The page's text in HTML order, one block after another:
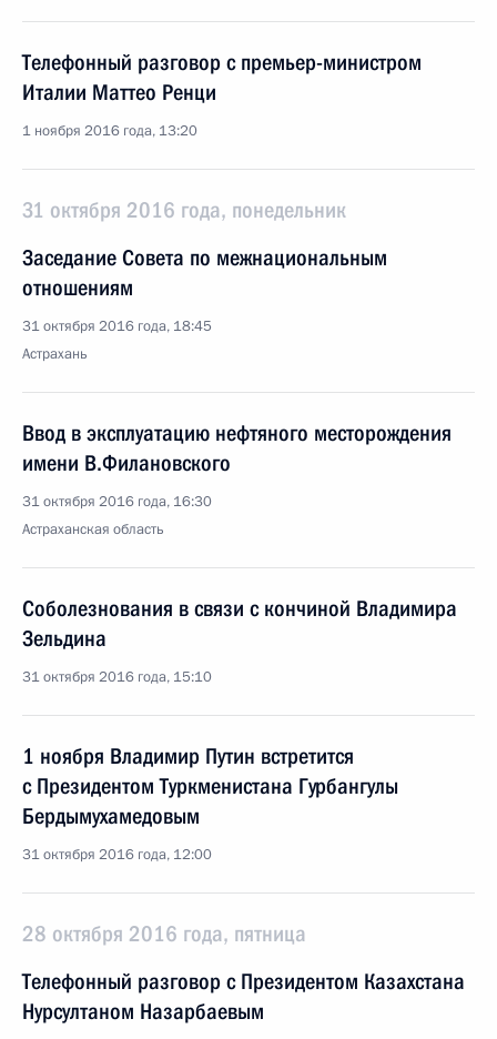
Телефонный разговор с премьер-министром
Италии Маттео Ренци
1 ноября 2016 года, 13:20
31 октября 2016 года, понедельник
Заседание Совета по межнациональным
отношениям
31 октября 2016 года, 18:45
Астрахань
Ввод в эксплуатацию нефтяного месторождения
имени В.Филановского
31 октября 2016 года, 16:30
Астраханская область
Соболезнования в связи с кончиной Владимира
Зельдина
31 октября 2016 года, 15:10
1 ноября Владимир Путин встретится
с Президентом Туркменистана Гурбангулы
Бердымухамедовым
31 октября 2016 года, 12:00
28 октября 2016 года, пятница
Телефонный разговор с Президентом Казахстана
Нурсултаном Назарбаевым